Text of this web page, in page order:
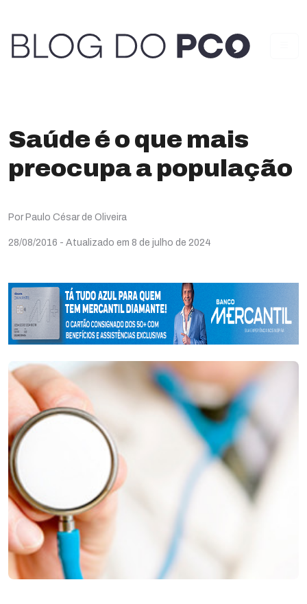
Saúde é o que mais
preocupa a população
Por Paulo César de Oliveira
28/08/2016 - Atualizado em 8 de julho de 2024